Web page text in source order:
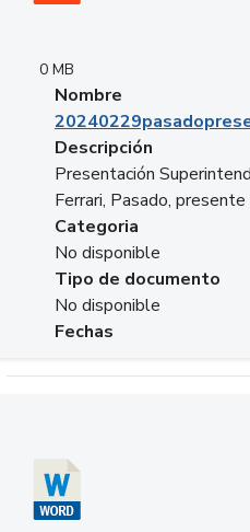
0 MB
Nombre
Descripción
Presentación
Ferrari, Pasado,
Categoria
No disponible
Tipo de documento
No disponible
Fechas